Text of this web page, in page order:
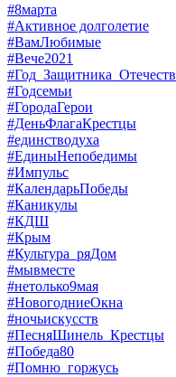
#8марта
#Активное долголетие
#ВамЛюбимые
#Вече2021
#Годсемьи
#ГородаГерои
#ДеньФлагаКрестцы
#единстводуха
#ЕдиныНепобедимы
#Импульс
#КалендарьПобеды
#Каникулы
#КДШ
#Крым
#Культура_ряДом
#мывместе
#нетолько9мая
#НовогодниеОкна
#ночьискусств
#ПесняШинель_Крестцы
#Победа80
#Помню_горжусь